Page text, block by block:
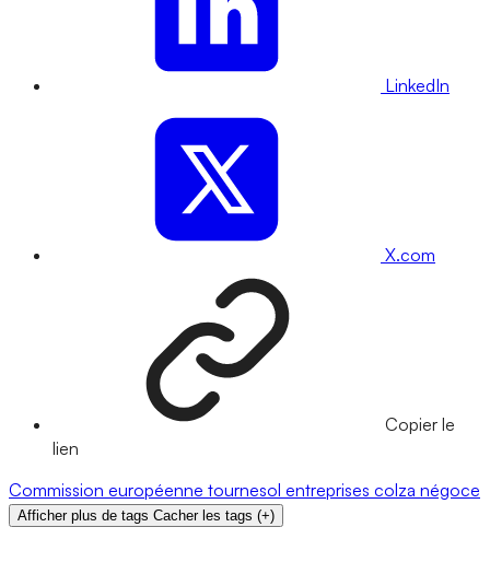
LinkedIn
X.com
Copier le
lien
Commission européenne tournesol entreprises colza négoce
Afficher plus de tags Cacher les tags (+)